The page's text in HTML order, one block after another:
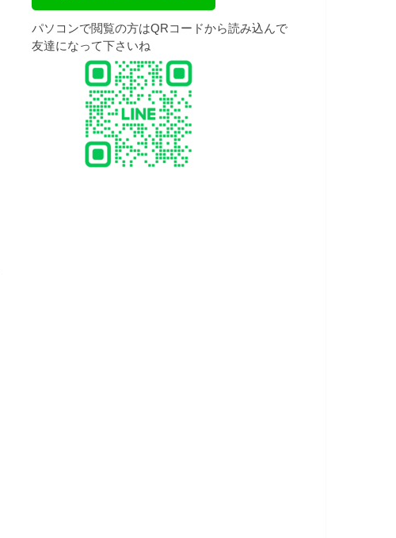
パソコンで閲覧の方はQRコードから読み込んで
友達になって下さいね